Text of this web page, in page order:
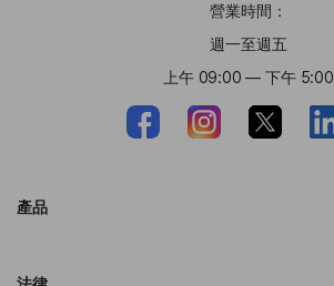
營業時間：
週一至週五
上午 09:00 — 下午 5:00
產品